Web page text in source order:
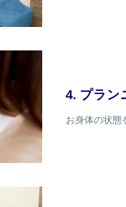
4. プラン
お身体の状態